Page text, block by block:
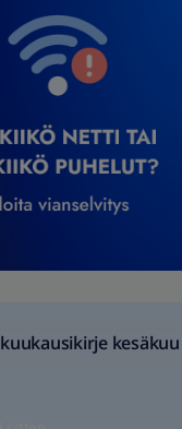
kesäkuu